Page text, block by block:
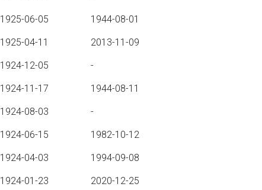
1925-06-05 1944-08-01
1925-04-11 2013-11-09
1924-12-05 -
1924-11-17 1944-08-11
1924-08-03 -
1924-06-15 1982-10-12
1924-04-03 1994-09-08
1924-01-23 2020-12-25